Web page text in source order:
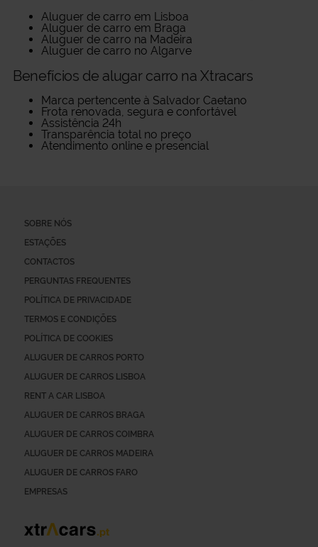
Aluguer de carro em Lisboa
Aluguer de carro em Braga
Aluguer de carro na Madeira
Aluguer de carro no Algarve
Benefícios de alugar carro na Xtracars
Marca pertencente à Salvador Caetano
Frota renovada, segura e confortável
Assistência 24h
Transparência total no preço
Atendimento online e presencial
SOBRE NÓS
ESTAÇÕES
CONTACTOS
PERGUNTAS FREQUENTES
POLÍTICA DE PRIVACIDADE
TERMOS E CONDIÇÕES
POLÍTICA DE COOKIES
ALUGUER DE CARROS PORTO
ALUGUER DE CARROS LISBOA
RENT A CAR LISBOA
ALUGUER DE CARROS BRAGA
ALUGUER DE CARROS COIMBRA
ALUGUER DE CARROS MADEIRA
ALUGUER DE CARROS FARO
EMPRESAS